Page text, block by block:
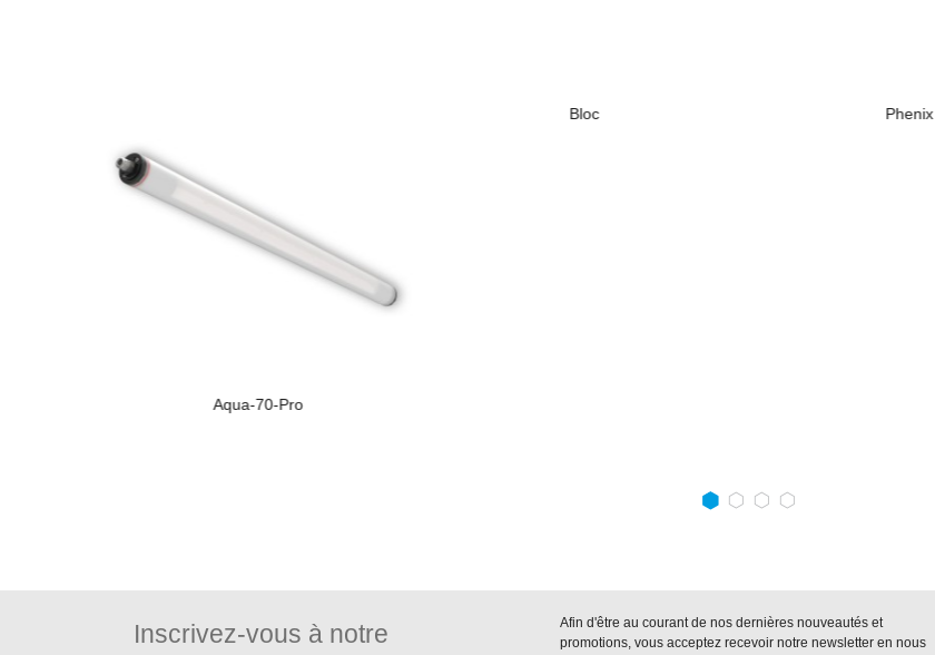
Aqua-70-Pro
Bloc Phenix
Inscrivez-vous à notre
Afin d'être au courant de nos dernières nouveautés et
promotions, vous acceptez recevoir notre newsletter en nous